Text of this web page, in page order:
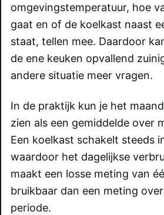
omgevingstemperatuur, hoe
gaat en of de koelkast naast
staat, tellen mee. Daardoor
de ene keuken opvallend
andere situatie meer vragen.
In de praktijk kun je het
zien als een gemiddelde over
Een koelkast schakelt steeds
waardoor het dagelijkse
maakt een losse meting van
bruikbaar dan een meting
periode.